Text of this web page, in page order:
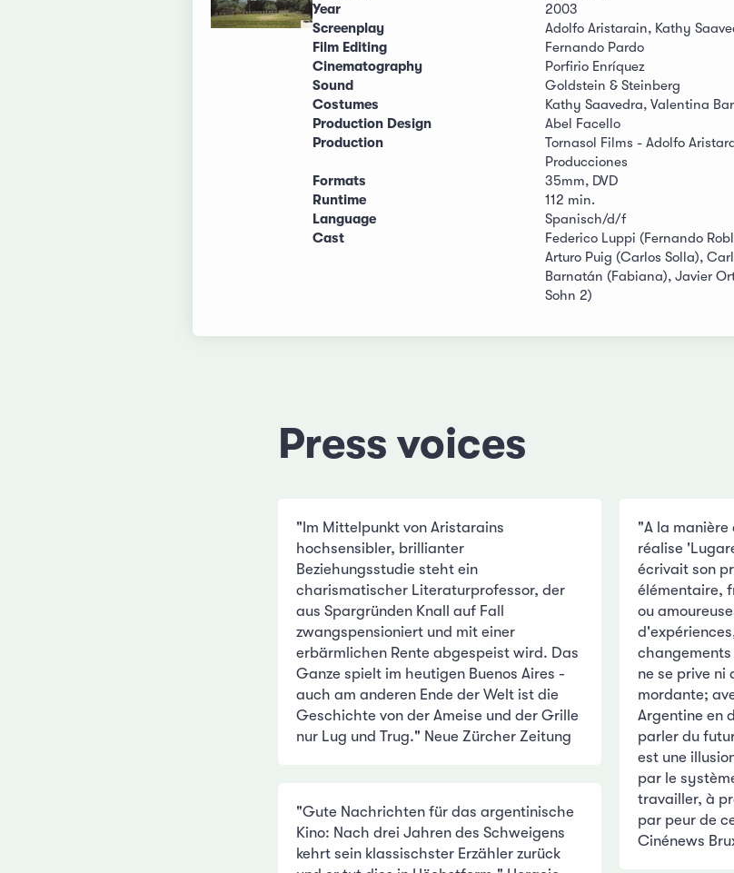
Year
2003
Screenplay
Adolfo Aristarain, Kathy
Film Editing
Fernando Pardo
Cinematography
Porfirio Enríquez
Sound
Goldstein & Steinberg
Costumes
Kathy Saavedra, Valentina
Production Design
Abel Facello
Production
Tornasol Films - Adolfo
Producciones
Formats
35mm, DVD
Runtime
112 min.
Language
Spanisch/d/f
Cast
Federico Luppi (Fernando
Arturo Puig (Carlos Solla),
Barnatán (Fabiana), Javier
Sohn 2)
Press voices
"Im Mittelpunkt von Aristarains
hochsensibler, brillianter
Beziehungsstudie steht ein
charismatischer Literaturprofessor, der
aus Spargründen Knall auf Fall
zwangspensioniert und mit einer
erbärmlichen Rente abgespeist wird. Das
Ganze spielt im heutigen Buenos Aires -
auch am anderen Ende der Welt ist die
Geschichte von der Ameise und der Grille
nur Lug und Trug." Neue Zürcher Zeitung
"Gute Nachrichten für das argentinische
Kino: Nach drei Jahren des Schweigens
kehrt sein klassischster Erzähler zurück
"A la
réalise
écrivait son
élémentaire,
ou
changements
ne se prive ni
mordante;
Argentine en
parler du
est une
par le
travailler, à
par peur de
Cinénews